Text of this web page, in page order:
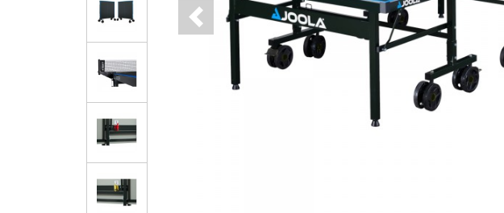
Previous